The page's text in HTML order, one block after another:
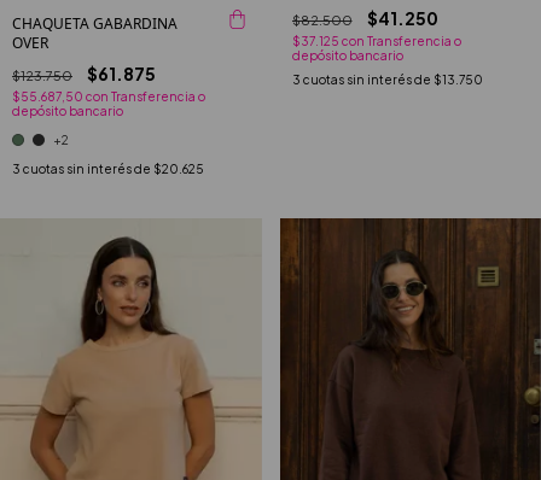
CHAQUETA GABARDINA
OVER
$123.750 $61.875
$55.687,50 con Transferencia o
depósito bancario
+2
3 cuotas sin interés de $20.625
$82.500 $41.250
$37.125 con Transferencia o
depósito bancario
3 cuotas sin interés de $13.750